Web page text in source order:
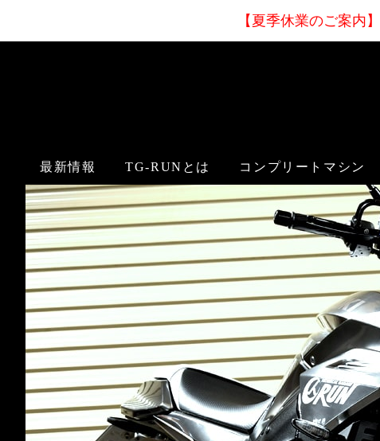
【夏季休業のご案内 】
最新情報 TG-RUNとは コンプリートマシン